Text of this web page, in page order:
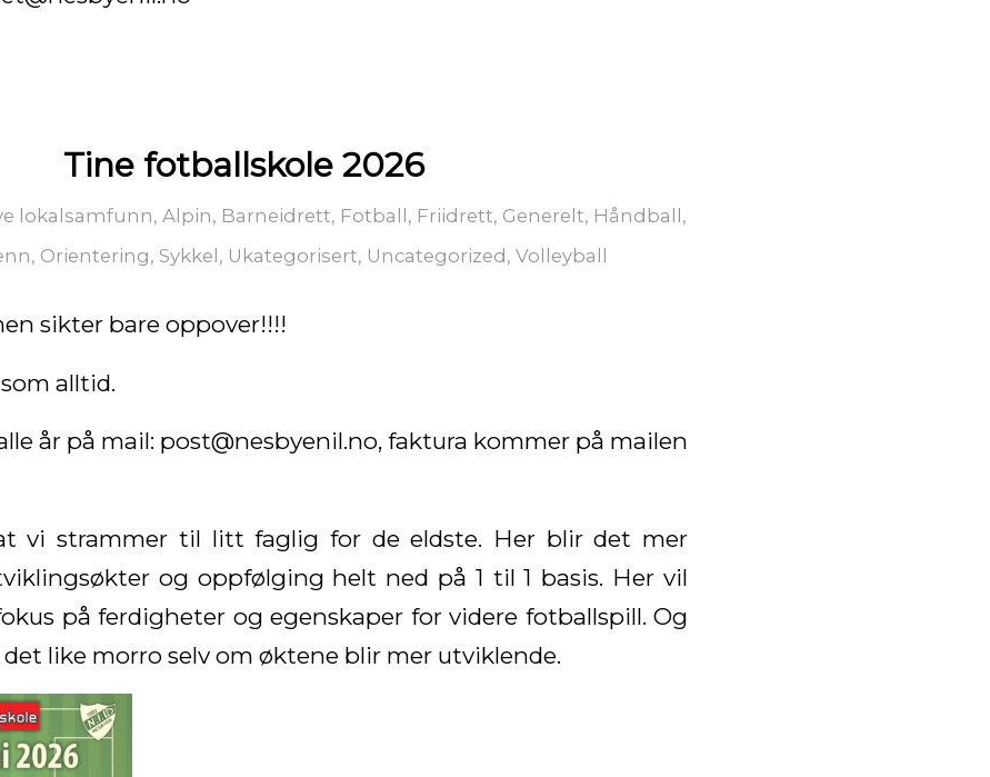
Tine fotballskole 2026
lokalsamfunn, Alpin, Barneidrett, Fotball , Friidrett, Generelt, Håndball ,
, Orientering, Sykkel , Ukategorisert, Uncategorized , Volleyball
sikter bare oppover!!!!
alltid.
år på mail: post@nesbyenil.no, faktura kommer på mailen
vi strammer til litt faglig for de eldste. Her blir det mer
og oppfølging helt ned på 1 til 1 basis. Her vil
på ferdigheter og egenskaper for videre fotballspill. Og
det like morro selv om øktene blir mer utviklende.